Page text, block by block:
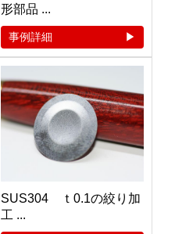
形部品 ...
事例詳細
SUS304 ｔ0.1の絞り加
工 ...